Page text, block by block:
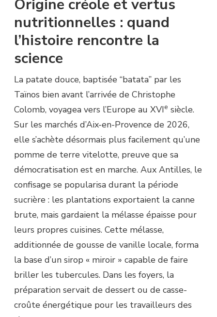
Origine créole et vertus
nutritionnelles : quand
l’histoire rencontre la
science
La patate douce, baptisée “batata” par les
Taïnos bien avant l’arrivée de Christophe
Colomb, voyagea vers l’Europe au XVIe siècle.
Sur les marchés d’Aix-en-Provence de 2026,
elle s’achète désormais plus facilement qu’une
pomme de terre vitelotte, preuve que sa
démocratisation est en marche. Aux Antilles, le
confisage se popularisa durant la période
sucrière : les plantations exportaient la canne
brute, mais gardaient la mélasse épaisse pour
leurs propres cuisines. Cette mélasse,
additionnée de gousse de vanille locale, forma
la base d’un sirop « miroir » capable de faire
briller les tubercules. Dans les foyers, la
préparation servait de dessert ou de casse-
croûte énergétique pour les travailleurs des